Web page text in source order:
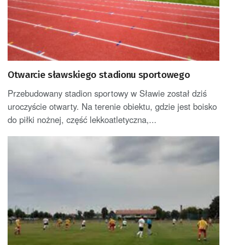
Otwarcie sławskiego stadionu sportowego
Przebudowany stadion sportowy w Sławie został dziś
uroczyście otwarty. Na terenie obiektu, gdzie jest boisko
do piłki nożnej, część lekkoatletyczna,...